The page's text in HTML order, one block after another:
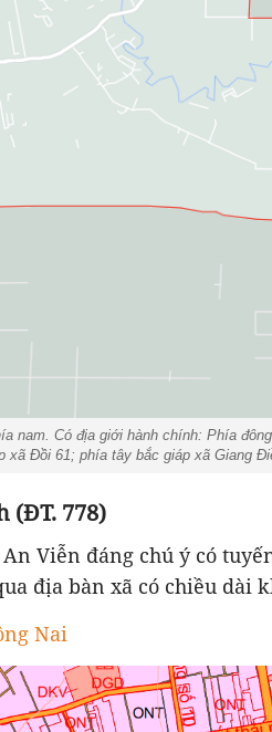
Có địa giới hành chính: Phía
xã Đồi 61; phía tây bắc giáp xã Giang
(ĐT. 778)
Viễn đáng chú ý có
địa bàn xã có chiều dài
Nai